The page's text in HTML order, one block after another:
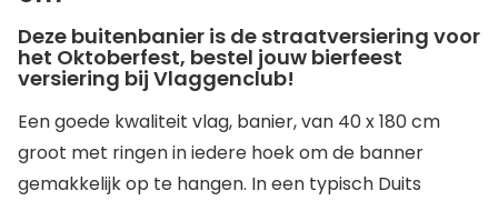
Deze buitenbanier is de straatversiering voor
het Oktoberfest, bestel jouw bierfeest
versiering bij Vlaggenclub!
Een goede kwaliteit vlag, banier, van 40 x 180 cm
groot met ringen in iedere hoek om de banner
gemakkelijk op te hangen. In een typisch Duits